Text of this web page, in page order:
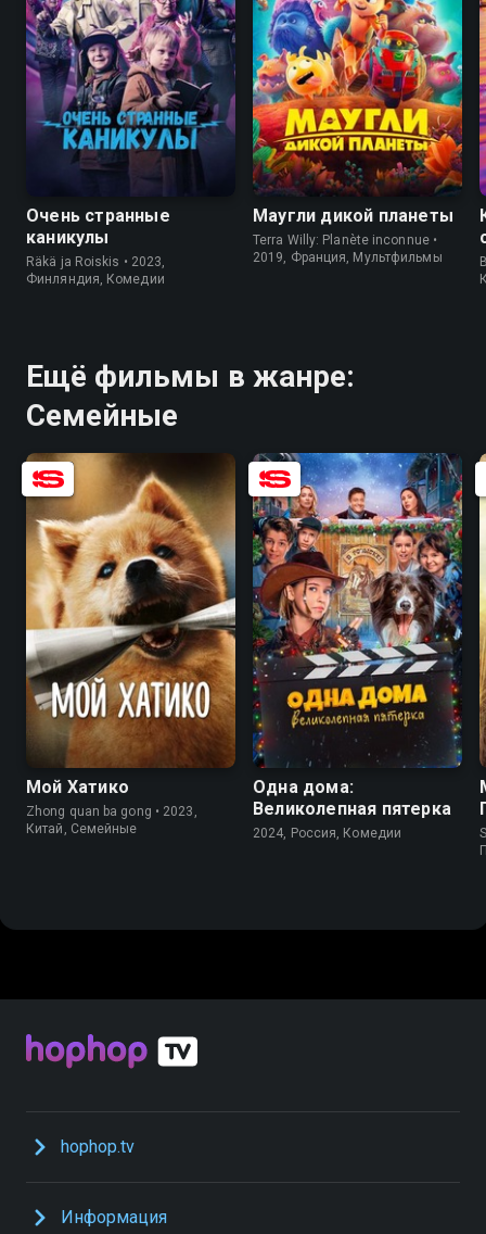
5.9 5.5
Очень странные
каникулы
Räkä ja Roiskis • 2023,
Финляндия, Комедии
8.3 6.6
Маугли дикой планеты
Terra Willy: Planète inconnue •
2019, Франция, Мультфильмы
Ещё фильмы в жанре:
Семейные
8.6 7.2
Мой Хатико
Zhong quan ba gong • 2023,
Китай, Семейные
5.2
Одна дома:
Великолепная пятерка
2024, Россия, Комедии
hophop.tv
Информация